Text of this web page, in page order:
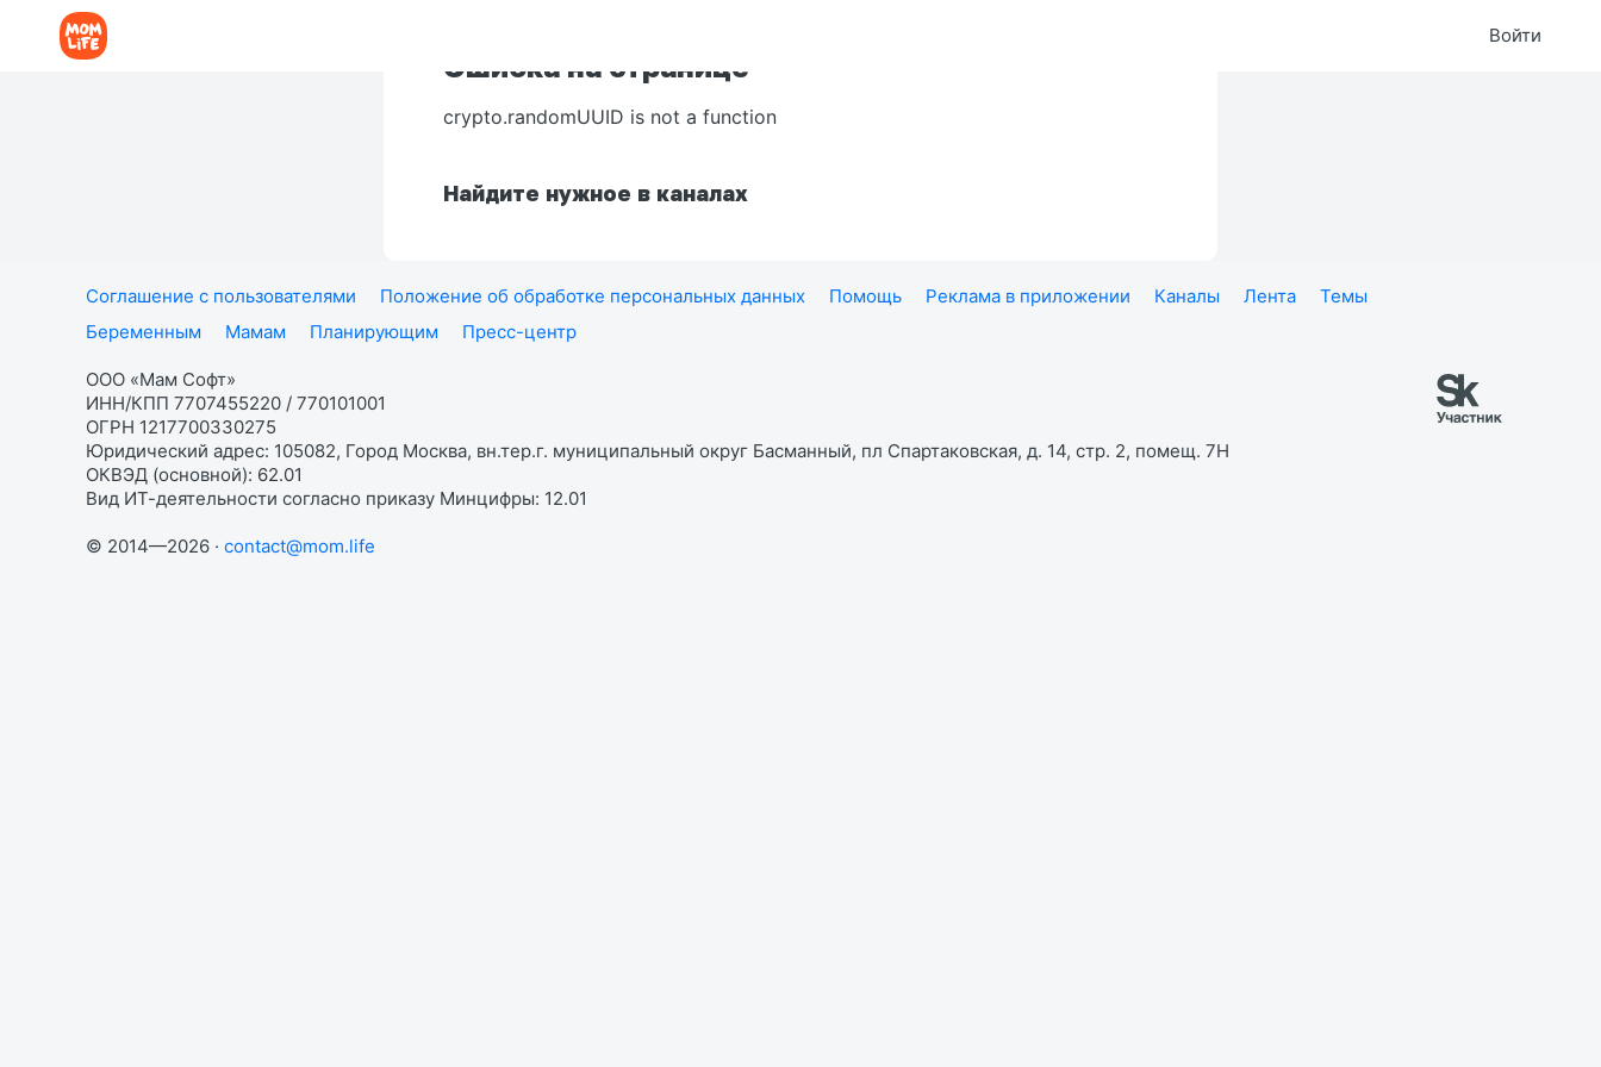
Войти
Ошибка на странице
crypto.randomUUID is not a function
Найдите нужное в каналах
Соглашение с пользователями Положение об обработке персональных данных Помощь Реклама в приложении Каналы Лента
Темы
Беременным
Мамам Планирующим Пресс-центр
ООО «Мам Софт»
ИНН/КПП 7707455220 / 770101001
ОГРН 1217700330275
Юридический адрес: 105082, Город Москва, вн.тер.г. муниципальный округ Басманный, пл Спартаковская, д. 14, стр. 2, помещ. 7Н
ОКВЭД (основной): 62.01
Вид ИТ-деятельности согласно приказу Минцифры: 12.01
© 2014—2026 · contact@mom.life